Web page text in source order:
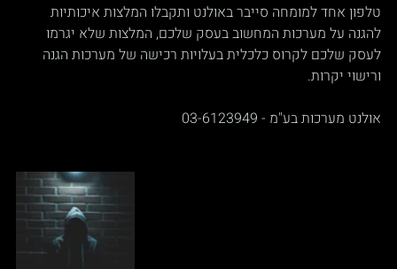
טלפון אחד למומחה סייבר באולנט ותקבלו המלצות איכותיות
להגנה על מערכות המחשוב בעסק שלכם, המלצות שלא יגרמו
לעסק שלכם לקרוס כלכלית בעלויות רכישה של מערכות הגנה
ורישוי יקרות.
אולנט מערכות בע"מ - 03-6123949